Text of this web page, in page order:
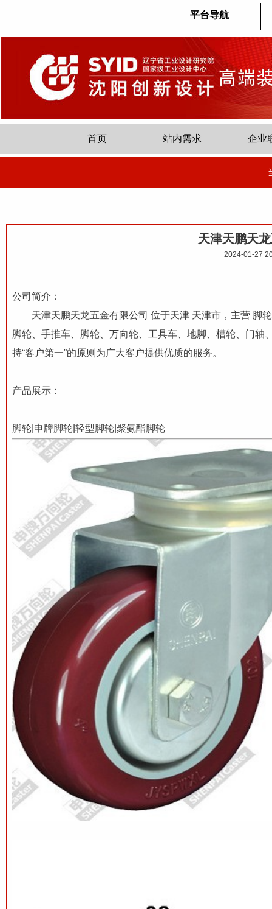
平台导航
首页 站内需求 企业
天津天鹏天
2024-01-27
公司简介：
天津天鹏天龙五金有限公司 位于天津 天津市，主营 脚
脚轮、手推车、脚轮、万向轮、工具车、地脚、槽轮、门轴
持“客户第一”的原则为广大客户提供优质的服务。
产品展示：
脚轮|申牌脚轮|轻型脚轮|聚氨酯脚轮